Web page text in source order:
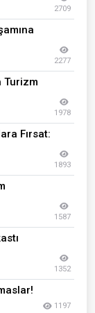
2709
2277
Turizm
1978
Fırsat:
1893
1587
1352
1197